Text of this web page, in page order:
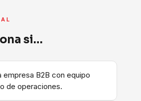
si…
empresa B2B con equipo
de operaciones.